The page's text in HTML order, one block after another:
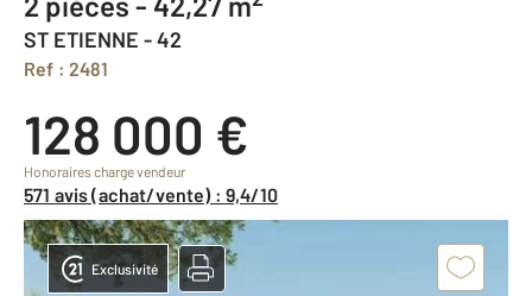
ST ETIENNE - 42
Ref : 2481
128 000 €
Honoraires charge vendeur
571 avis (achat/vente) : 9,4/10
Exclusivité